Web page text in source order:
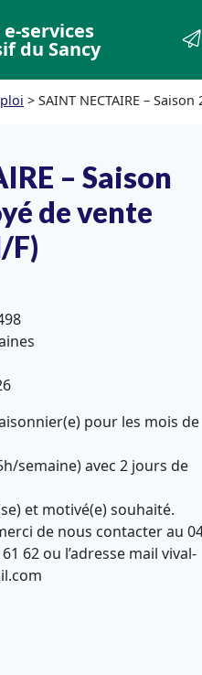
services
du Sancy
> SAINT NECTAIRE –
– Saison
de vente
F)
pour les mois de
semaine) avec 2 jours de
et motivé(e) souhaité.
de nous contacter au
62 ou l’adresse mail vival-